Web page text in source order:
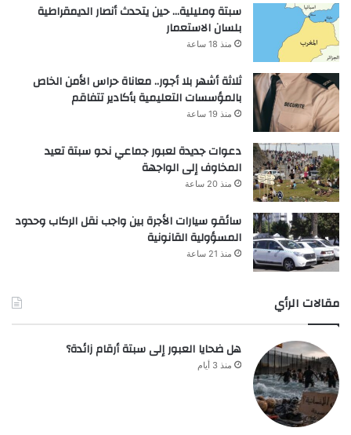
سبتة ومليلية… حين يتحدث أنصار الديمقراطية
بلسان الاستعمار
منذ 18 ساعة
ثلاثة أشهر بلا أجور.. معاناة حراس الأمن الخاص
بالمؤسسات التعليمية بأكادير تتفاقم
منذ 19 ساعة
دعوات جديدة لعبور جماعي نحو سبتة تعيد
المخاوف إلى الواجهة
منذ 20 ساعة
سائقو سيارات الأجرة بين واجب نقل الركاب وحدود
المسؤولية القانونية
منذ 21 ساعة
مقالات الرأي
هل ضحايا العبور إلى سبتة أرقام زائدة؟
منذ 3 أيام